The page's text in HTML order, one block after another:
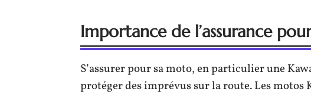
Importance de l’assurance
S’assurer pour sa moto, en particulier une
protéger des imprévus sur la route. Les motos